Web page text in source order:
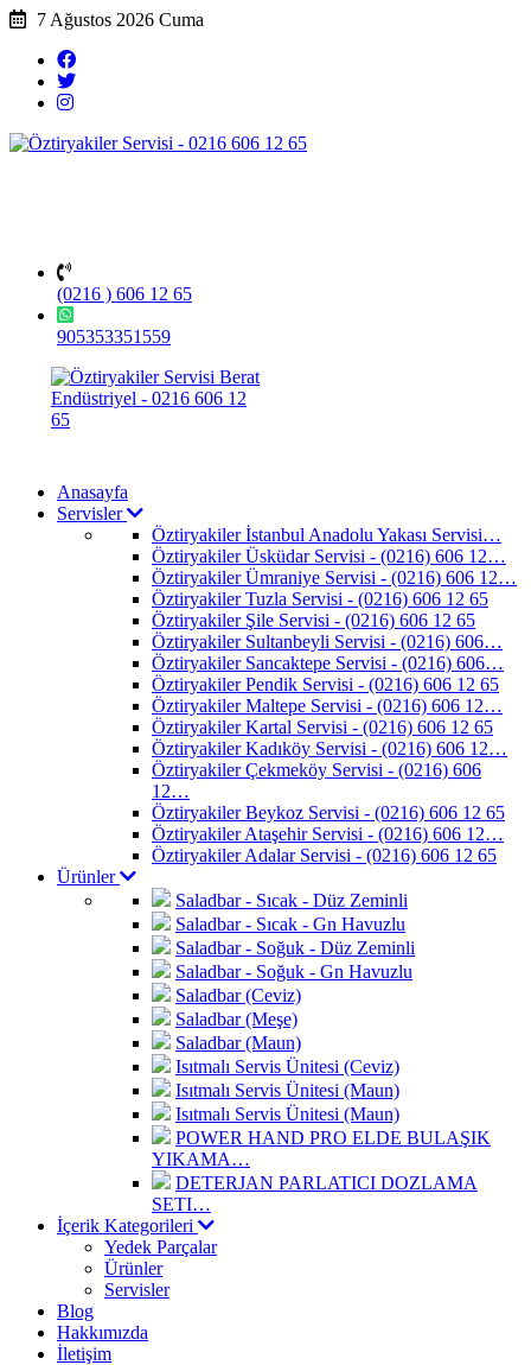
7 Ağustos 2026 Cuma
(0216 ) 606 12 65
905353351559
Anasayfa
Servisler
Öztiryakiler İstanbul Anadolu Yakası Servisi…
Öztiryakiler Üsküdar Servisi - (0216) 606 12…
Öztiryakiler Ümraniye Servisi - (0216) 606 12…
Öztiryakiler Tuzla Servisi - (0216) 606 12 65
Öztiryakiler Şile Servisi - (0216) 606 12 65
Öztiryakiler Sultanbeyli Servisi - (0216) 606…
Öztiryakiler Sancaktepe Servisi - (0216) 606…
Öztiryakiler Pendik Servisi - (0216) 606 12 65
Öztiryakiler Maltepe Servisi - (0216) 606 12…
Öztiryakiler Kartal Servisi - (0216) 606 12 65
Öztiryakiler Kadıköy Servisi - (0216) 606 12…
Öztiryakiler Çekmeköy Servisi - (0216) 606
12…
Öztiryakiler Beykoz Servisi - (0216) 606 12 65
Öztiryakiler Ataşehir Servisi - (0216) 606 12…
Öztiryakiler Adalar Servisi - (0216) 606 12 65
Ürünler
Saladbar - Sıcak - Düz Zeminli
Saladbar - Sıcak - Gn Havuzlu
Saladbar - Soğuk - Düz Zeminli
Saladbar - Soğuk - Gn Havuzlu
Saladbar (Ceviz)
Saladbar (Meşe)
Saladbar (Maun)
Isıtmalı Servis Ünitesi (Ceviz)
Isıtmalı Servis Ünitesi (Maun)
Isıtmalı Servis Ünitesi (Maun)
POWER HAND PRO ELDE BULAŞIK
YIKAMA…
DETERJAN PARLATICI DOZLAMA
SETI…
İçerik Kategorileri
Yedek Parçalar
Ürünler
Servisler
Blog
Hakkımızda
İletişim